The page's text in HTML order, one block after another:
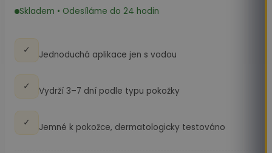
Skladem • Odesíláme do 24 hodin
✓ Jednoduchá aplikace jen s vodou
✓ Vydrží 3–7 dní podle typu pokožky
✓ Jemné k pokožce, dermatologicky testováno